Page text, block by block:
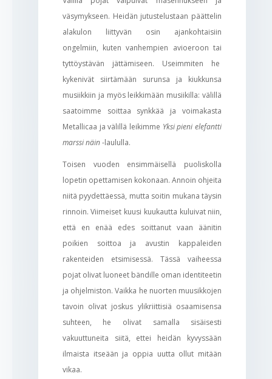
väsymykseen. Heidän jutustelustaan päättelin
alakulon liittyvän osin ajankohtaisiin
ongelmiin, kuten vanhempien avioeroon tai
tyttöystävän jättämiseen. Useimmiten he
kykenivät siirtämään surunsa ja kiukkunsa
musiikkiin ja myös leikkimään musiikilla: välillä
saatoimme soittaa synkkää ja voimakasta
Metallicaa ja välillä leikimme Yksi pieni elefantti
marssi näin-laululla.
Toisen vuoden ensimmäisellä puoliskolla
lopetin opettamisen kokonaan. Annoin ohjeita
niitä pyydettäessä, mutta soitin mukana täysin
rinnoin. Viimeiset kuusi kuukautta kuluivat niin,
että en enää edes soittanut vaan äänitin
poikien soittoa ja avustin kappaleiden
rakenteiden etsimisessä. Tässä vaiheessa
pojat olivat luoneet bändille oman identiteetin
ja ohjelmiston. Vaikka he nuorten muusikkojen
tavoin olivat joskus ylikriittisiä osaamisensa
suhteen, he olivat samalla sisäisesti
vakuuttuneita siitä, ettei heidän kyvyssään
ilmaista itseään ja oppia uutta ollut mitään
vikaa.